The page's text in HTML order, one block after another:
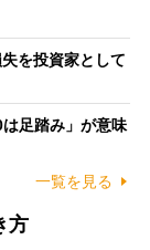
を投資家として
は足踏み」が意味
一覧を見る
方